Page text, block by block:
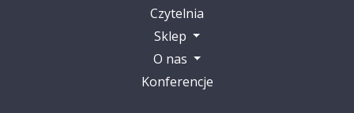
Czytelnia
Sklep
O nas
Konferencje